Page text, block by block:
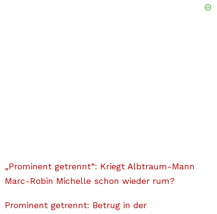
„Prominent getrennt“: Kriegt Albtraum-Mann
Marc-Robin Michelle schon wieder rum?
Prominent getrennt: Betrug in der